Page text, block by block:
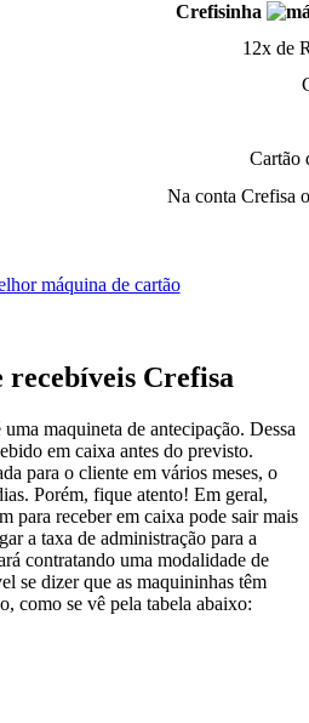
Crefisinha
12x de
Cartão
Na conta Crefisa
máquina de cartão
recebíveis Crefisa
maquineta de antecipação. Dessa
em caixa antes do previsto.
para o cliente em vários meses, o
Porém, fique atento! Em geral,
para receber em caixa pode sair mais
a taxa de administração para a
contratando uma modalidade de
se dizer que as maquininhas têm
como se vê pela tabela abaixo: